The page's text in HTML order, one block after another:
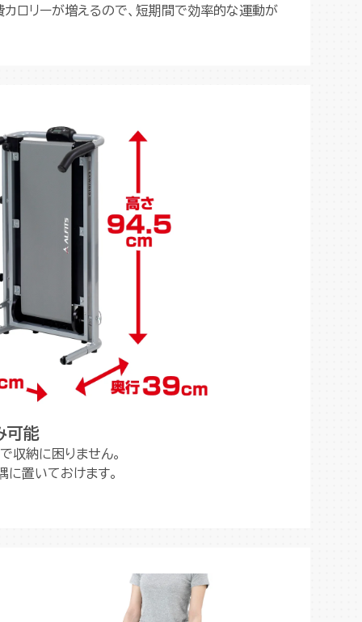
ロリーが増えるので、短期間で効率的な運動が
可能
収納に困りません。
置いておけます。